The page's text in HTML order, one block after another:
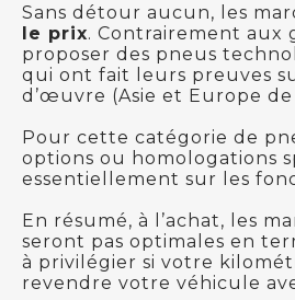
Sans détour aucun, les
le prix. Contrairement aux
proposer des pneus
qui ont fait leurs preuves
d’œuvre (Asie et Europe de
Pour cette catégorie de
options ou homologations
essentiellement sur les
En résumé, à l’achat, les
seront pas optimales en
à privilégier si votre
revendre votre véhicule